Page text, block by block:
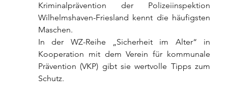
Kriminalprävention der Polizeiinspektion
Wilhelmshaven-Friesland kennt die häufigsten
Maschen.
In der WZ-Reihe „Sicherheit im Alter“ in
Kooperation mit dem Verein für kommunale
Prävention (VKP) gibt sie wertvolle Tipps zum
Schutz.